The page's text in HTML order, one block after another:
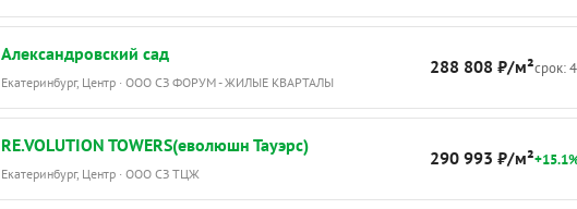
Александровский сад
Екатеринбург, Центр · ООО СЗ ФОРУМ - ЖИЛЫЕ КВАРТАЛЫ
288 808 ₽/м²срок:
RE.VOLUTION TOWERS(еволюшн Тауэрс)
Екатеринбург, Центр · ООО СЗ ТЦЖ
290 993 ₽/м²